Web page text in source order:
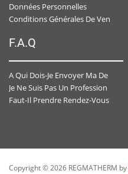
Données Personnelles
F.A.Q
Copyright © 2026 REGMATHERM by